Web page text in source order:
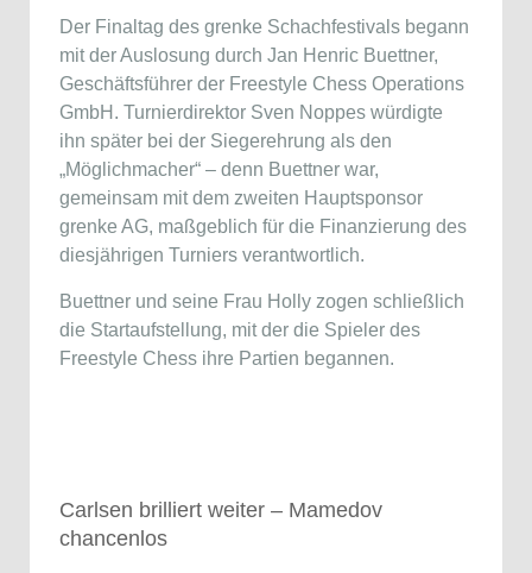
Der Finaltag des grenke Schachfestivals begann
mit der Auslosung durch Jan Henric Buettner,
Geschäftsführer der Freestyle Chess Operations
GmbH. Turnierdirektor Sven Noppes würdigte
ihn später bei der Siegerehrung als den
„Möglichmacher“ – denn Buettner war,
gemeinsam mit dem zweiten Hauptsponsor
grenke AG, maßgeblich für die Finanzierung des
diesjährigen Turniers verantwortlich.
Buettner und seine Frau Holly zogen schließlich
die Startaufstellung, mit der die Spieler des
Freestyle Chess ihre Partien begannen.
Carlsen brilliert weiter – Mamedov
chancenlos